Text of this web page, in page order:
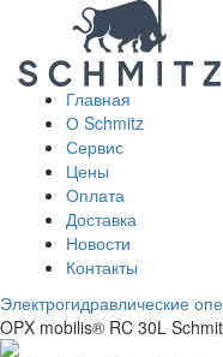
Главная
О Schmitz
Сервис
Цены
Оплата
Доставка
Новости
Контакты
Электрогидравлические
OPX mobilis® RC 30L